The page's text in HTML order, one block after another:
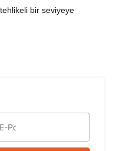
bir seviyeye